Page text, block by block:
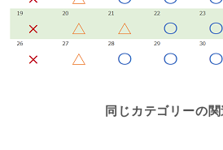
同じカテゴリーの